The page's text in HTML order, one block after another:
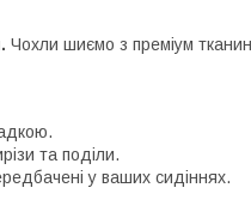
Чохли шиємо з преміум
та поділи.
у ваших сидіннях.